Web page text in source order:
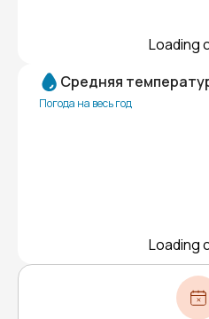
Loading
Средняя
Погода на весь год
Loading